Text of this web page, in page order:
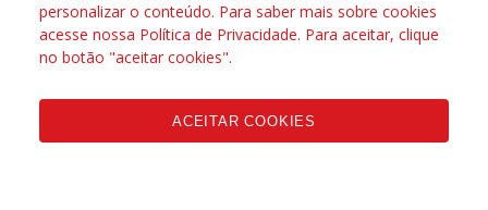
personalizar o conteúdo. Para saber mais sobre cookies
acesse nossa Política de Privacidade. Para aceitar, clique
no botão "aceitar cookies".
ACEITAR COOKIES